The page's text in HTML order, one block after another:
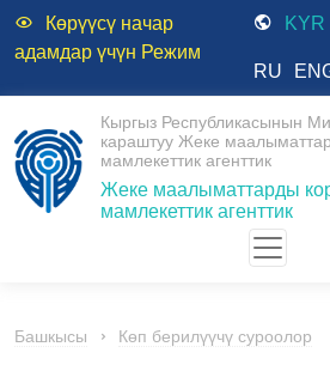
Көрүүсү начар
адамдар үчүн Режим
KYR
RU
Кыргыз Республикасынын
караштуу Жеке
мамлекеттик агенттик
Жеке маалыматтарды
мамлекеттик агенттик
Башкысы Көп берилүүчү суроолор